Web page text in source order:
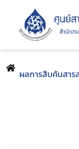
ผลการสืบค้นสาร